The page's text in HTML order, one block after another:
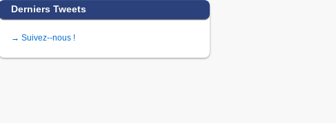
Derniers Tweets
→ Suivez--nous !